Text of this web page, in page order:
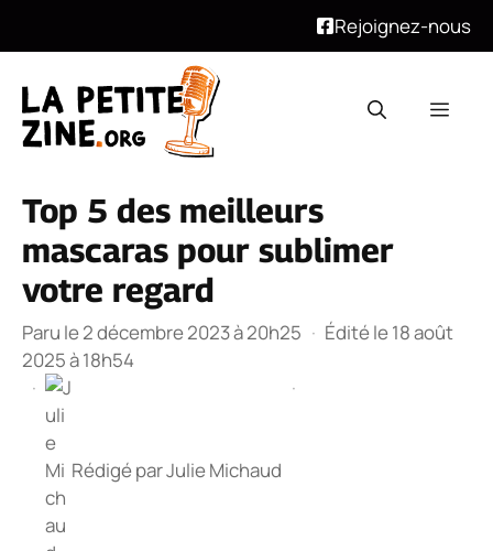
Rejoignez-nous
contenu
Top 5 des meilleurs
mascaras pour sublimer
votre regard
Paru le 2 décembre 2023 à 20h25 · Édité le 18 août
2025 à 18h54
·
Rédigé parJulie Michaud
·